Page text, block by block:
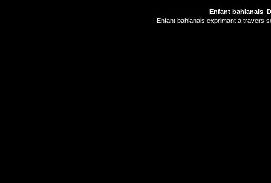
Enfant
Enfant bahianais exprimant à travers